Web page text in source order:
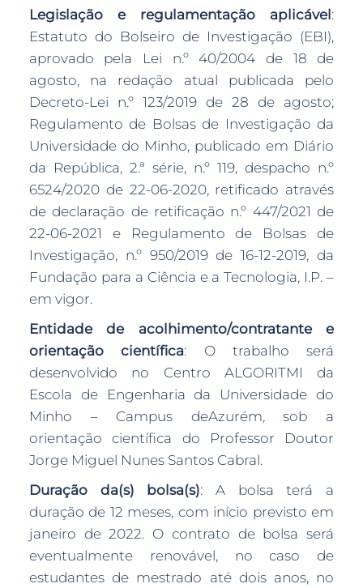
Legislação e regulamentação aplicável :
Estatuto do Bolseiro de Investigação (EBI),
aprovado pela Lei n.º 40/2004 de 18 de
agosto, na redação atual publicada pelo
Decreto-Lei n.º 123/2019 de 28 de agosto;
Regulamento de Bolsas de Investigação da
Universidade do Minho, publicado em Diário
da República, 2.ª série, n.º 119, despacho n.º
6524/2020 de 22-06-2020, retificado através
de declaração de retificação n.º 447/2021 de
22-06-2021 e Regulamento de Bolsas de
Investigação, n.º 950/2019 de 16-12-2019, da
Fundação para a Ciência e a Tecnologia, I.P. –
em vigor.
Entidade de acolhimento/contratante e
orientação científica: O trabalho será
desenvolvido no Centro ALGORITMI da
Escola de Engenharia da Universidade do
Minho – Campus deAzurém,sob a
orientação científica do Professor Doutor
Jorge Miguel Nunes Santos Cabral.
Duração da(s) bolsa(s): A bolsa terá a
duração de 12 meses, com início previsto em
janeiro de 2022. O contrato de bolsa será
eventualmente renovável, no caso de
estudantes de mestrado até dois anos, no